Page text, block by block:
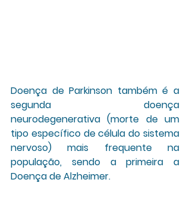
Doença de Parkinson também é a
segunda doença
neurodegenerativa (morte de um
tipo específico de célula do sistema
nervoso) mais frequente na
população, sendo a primeira a
Doença de Alzheimer.